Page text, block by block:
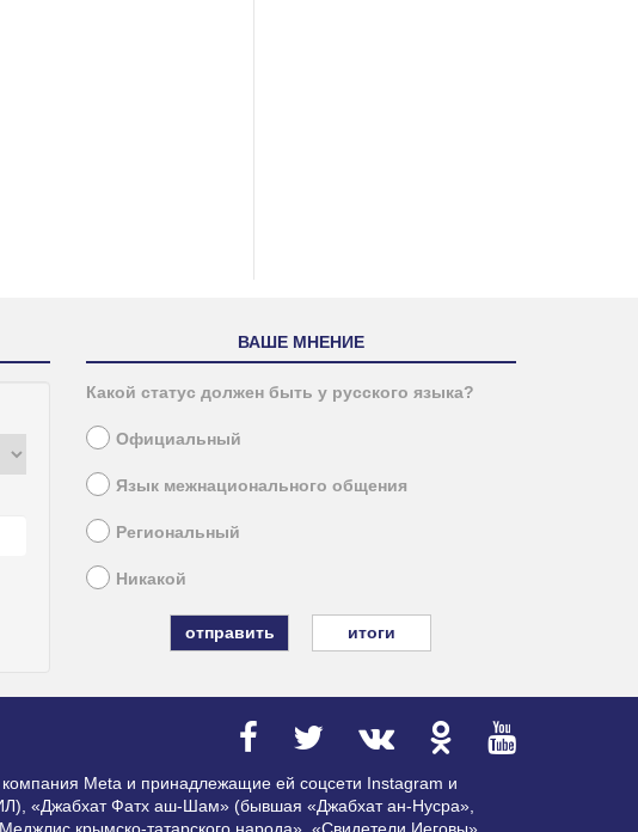
ВАШЕ МНЕНИЕ
Какой статус должен быть у русского языка?
Официальный
Язык межнационального общения
Региональный
Никакой
итоги
Meta и принадлежащие ей соцсети Instagram и
«Джабхат Фатх аш-Шам» (бывшая «Джабхат ан-Нусра»,
крымско-татарского народа», «Свидетели Иеговы»,